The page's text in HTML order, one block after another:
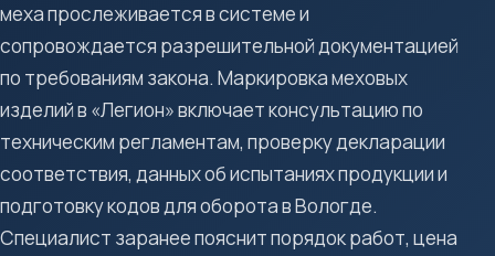
меха прослеживается в системе и
сопровождается разрешительной документацией
по требованиям закона. Маркировка меховых
изделий в «Легион» включает консультацию по
техническим регламентам, проверку декларации
соответствия, данных об испытаниях продукции и
подготовку кодов для оборота в Вологде.
Специалист заранее пояснит порядок работ, цена